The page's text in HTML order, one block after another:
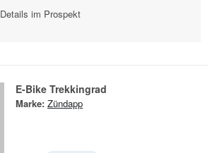
Details im Prospekt
E-Bike Trekkingrad
Marke: Zündapp